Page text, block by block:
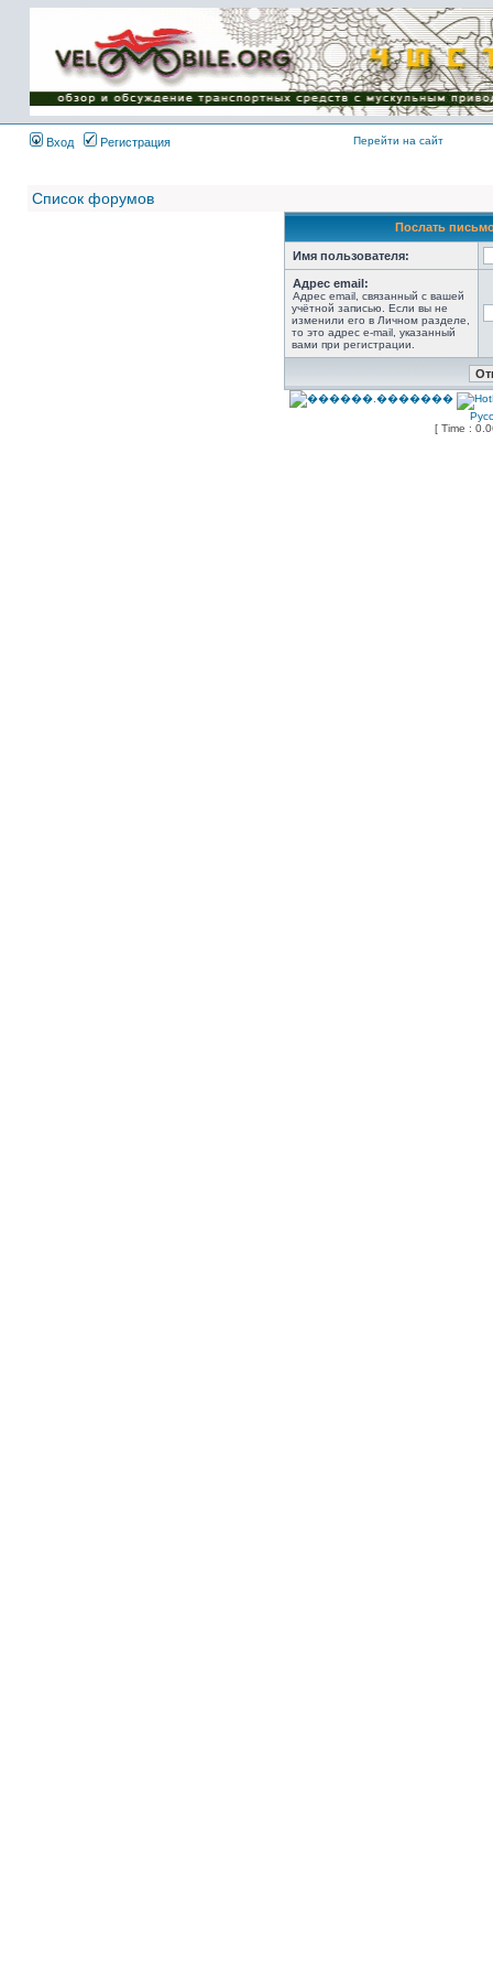
Имя пользователя:
Пароль:
{ LOG_ME_IN_SHORT
}
Вход
Регистрация Перейти на сайт
Список форумов
Послать
Имя пользователя:
Адрес email:
Адрес email, связанный с вашей
учётной записью. Если вы не
изменили его в Личном разделе,
то это адрес e-mail, указанный
вами при регистрации.
[ Time :